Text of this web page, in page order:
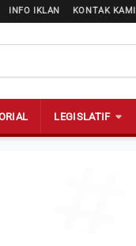
INFO IKLAN KONTAK KAMI
LEGISLATIF